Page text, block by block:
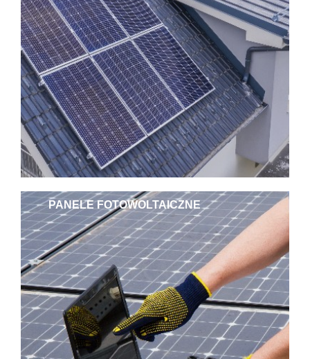
PANELE FOTOWOLTAICZNE